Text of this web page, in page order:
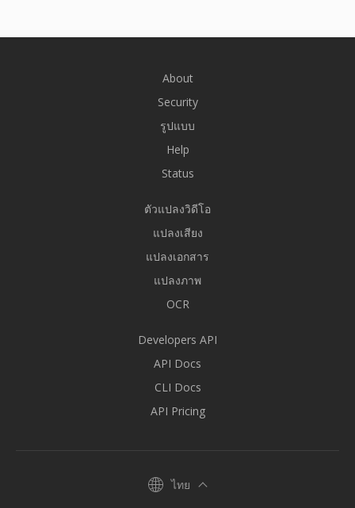
About
Security
รูปแบบ
Help
Status
ตัวแปลงวิดีโอ
แปลงเสียง
แปลงเอกสาร
แปลงภาพ
OCR
Developers API
API Docs
CLI Docs
API Pricing
ไทย